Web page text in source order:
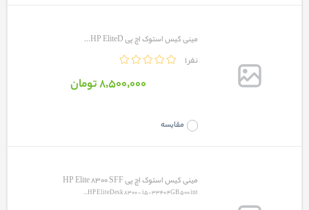
مینی کیس استوک اچ پی HP EliteD...
1 نفر
مقایسه
8٬500٬000 تومان
مینی کیس استوک اچ پی HP Elite 8300 SFF
HP EliteDesk 8300 - i5-3340 4GB 500 int...